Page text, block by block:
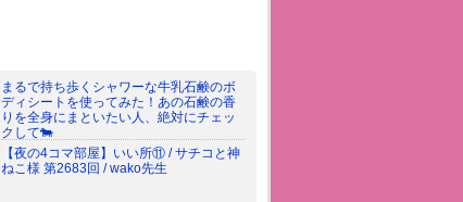
まるで持ち歩くシャワーな牛乳石鹸のボ
ディシートを使ってみた！あの石鹸の香
りを全身にまといたい人、絶対にチェッ
クして🐄
【夜の4コマ部屋】いい所⑪ / サチコと神
ねこ様 第2683回 / wako先生